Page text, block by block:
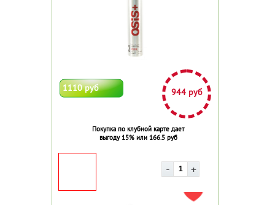
1110 руб 944 руб
Покупка по клубной карте дает
выгоду 15% или 166.5 руб
ДОБАВИТЬ В ИЗБРАННОЕ